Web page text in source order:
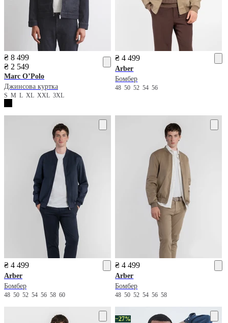
₴ 8 499
₴ 2 549
Marc O’Polo
Джинсова куртка
S M L XL XXL 3XL
₴ 4 499
Arber
Бомбер
4850525456
₴ 4 499
Arber
Бомбер
48 50 52 54 56 58 60
₴ 4 499
Arber
Бомбер
485052545658
−27%